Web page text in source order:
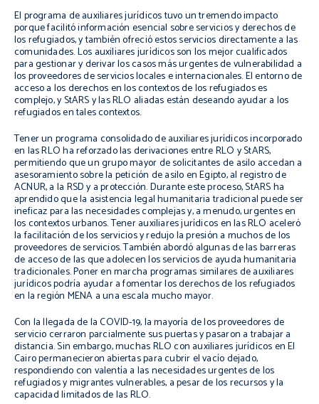
El programa de auxiliares jurídicos tuvo un tremendo impacto
porque facilitó información esencial sobre servicios y derechos de
los refugiados, y también ofreció estos servicios directamente a las
comunidades. Los auxiliares jurídicos son los mejor cualificados
para gestionar y derivar los casos más urgentes de vulnerabilidad a
los proveedores de servicios locales e internacionales. El entorno de
acceso a los derechos en los contextos de los refugiados es
complejo, y StARS y las RLO aliadas están deseando ayudar a los
refugiados en tales contextos.
Tener un programa consolidado de auxiliares jurídicos incorporado
en las RLO ha reforzado las derivaciones entre RLO y StARS,
permitiendo que un grupo mayor de solicitantes de asilo accedan a
asesoramiento sobre la petición de asilo en Egipto, al registro de
ACNUR, a la RSD y a protección. Durante este proceso, StARS ha
aprendido que la asistencia legal humanitaria tradicional puede ser
ineficaz para las necesidades complejas y, a menudo, urgentes en
los contextos urbanos. Tener auxiliares jurídicos en las RLO aceleró
la facilitación de los servicios y redujo la presión a muchos de los
proveedores de servicios. También abordó algunas de las barreras
de acceso de las que adolecen los servicios de ayuda humanitaria
tradicionales. Poner en marcha programas similares de auxiliares
jurídicos podría ayudar a fomentar los derechos de los refugiados
en la región MENA a una escala mucho mayor.
Con la llegada de la COVID-19, la mayoría de los proveedores de
servicio cerraron parcialmente sus puertas y pasaron a trabajar a
distancia. Sin embargo, muchas RLO con auxiliares jurídicos en El
Cairo permanecieron abiertas para cubrir el vacío dejado,
respondiendo con valentía a las necesidades urgentes de los
refugiados y migrantes vulnerables, a pesar de los recursos y la
capacidad limitados de las RLO.